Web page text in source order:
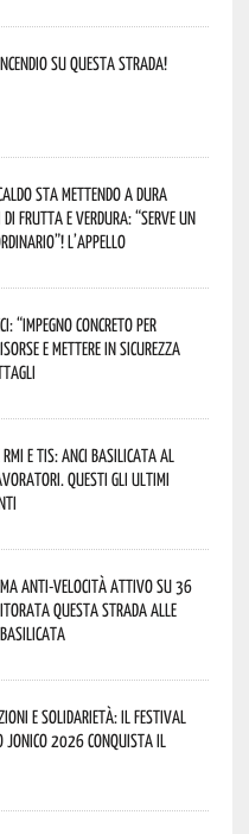
su questa strada!
sta mettendo a dura
di frutta e verdura: “Serve un
L’appello
“Impegno concreto per
e mettere in sicurezza
e TIS: ANCI Basilicata al
Questi gli ultimi
anti-velocità attivo su 36
questa strada alle
e solidarietà: il Festival
Jonico 2026 conquista il